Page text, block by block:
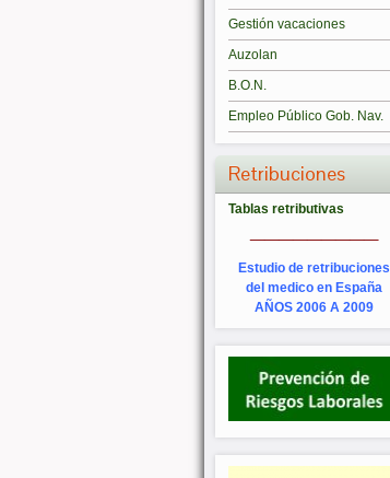
Gestión vacaciones
Auzolan
B.O.N.
Empleo Público Gob. Nav.
Retribuciones
Tablas retributivas
Estudio de retribuciones
del medico en España
AÑOS 2006 A 2009